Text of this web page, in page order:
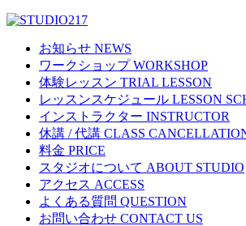
お知らせ NEWS
ワークショップ WORKSHOP
体験レッスン TRIAL LESSON
レッスンスケジュール LESSON
インストラクター INSTRUCTOR
休講 / 代講 CLASS
料金 PRICE
スタジオについて ABOUT STUDIO
アクセス ACCESS
よくある質問 QUESTION
お問い合わせ CONTACT US